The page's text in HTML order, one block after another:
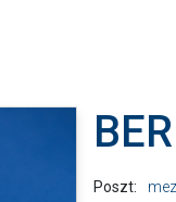
Poszt: